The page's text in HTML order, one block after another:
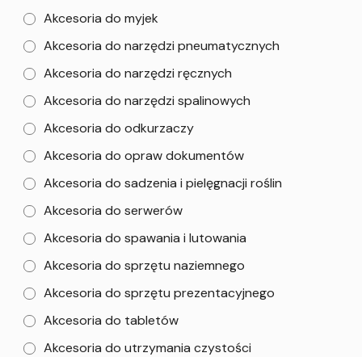
Akcesoria do myjek
Akcesoria do narzędzi pneumatycznych
Akcesoria do narzędzi ręcznych
Akcesoria do narzędzi spalinowych
Akcesoria do odkurzaczy
Akcesoria do opraw dokumentów
Akcesoria do sadzenia i pielęgnacji roślin
Akcesoria do serwerów
Akcesoria do spawania i lutowania
Akcesoria do sprzętu naziemnego
Akcesoria do sprzętu prezentacyjnego
Akcesoria do tabletów
Akcesoria do utrzymania czystości